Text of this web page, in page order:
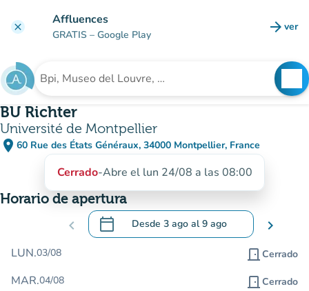
clear Affluences
GRATIS – Google Play arrow_forward ver
Buscar un establecimiento
BU Richter
Université de Montpellier
place 60 Rue des États Généraux, 34000 Montpellier, France
(abrir en Google Maps)
(nueva pestaña)
Cerrado-Abre el lun 24/08 a las 08:00
Horario de apertura
chevron_left calendar_today Desde 3 ago al9 ago
.Abra el calendario para cambiar las
chevron_right
LUN.03/08 door_front Cerrado
MAR.04/08 door_front Cerrado